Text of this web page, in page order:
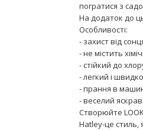
погратися з
На додаток до
Особливості:
- захист від
- не містить
- стійкий до
- легкий і
- прання в
- веселий
Створюйте
Hatley-це стиль,